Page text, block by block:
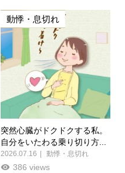
動悸・息切れ
突然心臓がドクドクする私。
自分をいたわる乗り切り方...
2026.07.16 動悸・息切れ
386 views